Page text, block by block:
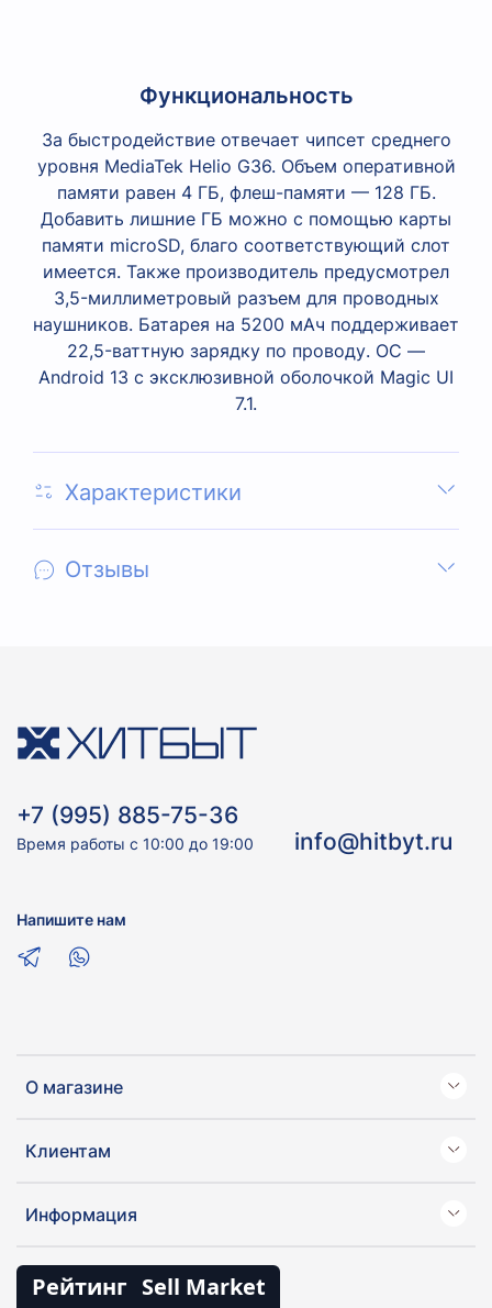
Функциональность
За быстродействие отвечает чипсет среднего
уровня MediaTek Helio G36. Объем оперативной
памяти равен 4 ГБ, флеш-памяти — 128 ГБ.
Добавить лишние ГБ можно с помощью карты
памяти microSD, благо соответствующий слот
имеется. Также производитель предусмотрел
3,5-миллиметровый разъем для проводных
наушников. Батарея на 5200 мАч поддерживает
22,5-ваттную зарядку по проводу. ОС —
Android 13 с эксклюзивной оболочкой Magic UI
7.1.
Характеристики
Отзывы
О магазине
Клиентам
Информация
Рейтинг Sell Market
+7 (995) 885-75-36
Время работы с 10:00 до 19:00 info@hitbyt.ru
Напишите нам